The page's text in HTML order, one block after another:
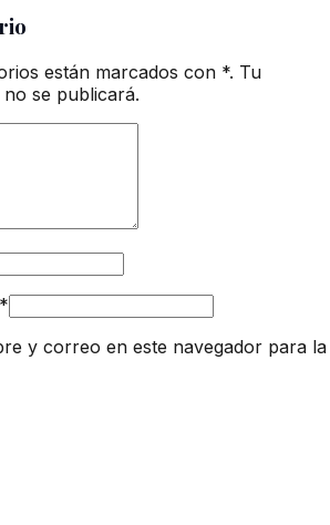
están marcados con *. Tu
se publicará.
*
y correo en este navegador para la